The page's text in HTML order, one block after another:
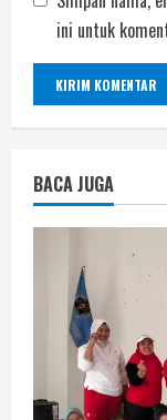
ini untuk
BACA JUGA